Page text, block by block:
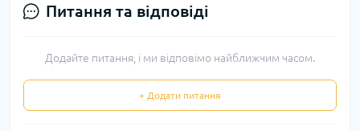
Питання та відповіді
Додайте питання, і ми відповімо найближчим часом.
+ Додати питання